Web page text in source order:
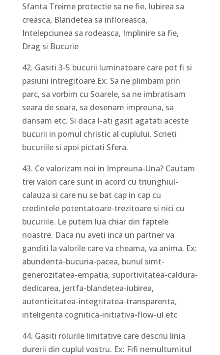
Sfanta Treime protectie sa ne fie, Iubirea sa
creasca, Blandetea sa infloreasca,
Intelepciunea sa rodeasca, Implinire sa fie,
Drag si Bucurie
42. Gasiti 3-5 bucurii luminatoare care pot fi si
pasiuni intregitoare.Ex: Sa ne plimbam prin
parc, sa vorbim cu Soarele, sa ne imbratisam
seara de seara, sa desenam impreuna, sa
dansam etc. Si daca l-ati gasit agatati aceste
bucurii in pomul christic al cuplului. Scrieti
bucuriile si apoi pictati Sfera.
43. Ce valorizam noi in Impreuna-Una? Cautam
trei valori care sunt in acord cu triunghiul-
calauza si care nu se bat cap in cap cu
credintele potentatoare-trezitoare si nici cu
bucuriile. Le putem lua chiar din faptele
noastre. Daca nu aveti inca un partner va
ganditi la valorile care va cheama, va anima. Ex:
abundenta-bucuria-pacea, bunul simt-
generozitatea-empatia, suportivitatea-caldura-
dedicarea, jertfa-blandetea-iubirea,
autenticitatea-integritatea-transparenta,
inteligenta cognitica-initiativa-flow-ul etc
44. Gasiti rolurile limitative care descriu linia
durerii din cuplul vostru. Ex: Fifi nemultumitul